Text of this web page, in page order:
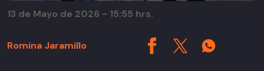
Romina Jaramillo
13 de Mayo de 2026 - 15:55 hrs.